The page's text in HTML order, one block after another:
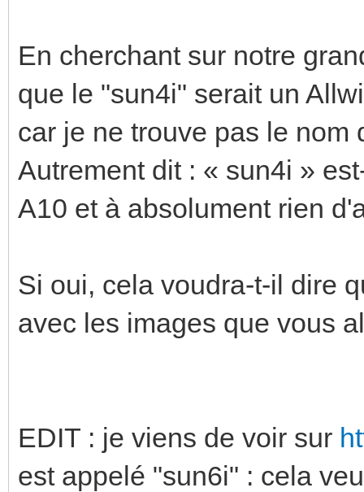
En cherchant sur notre
que le "sun4i" serait un
car je ne trouve pas le nom
Autrement dit : « sun4i »
A10 et à absolument rien
Si oui, cela voudra-t-il dire
avec les images que vous
EDIT : je viens de voir sur
est appelé "sun6i" : cela